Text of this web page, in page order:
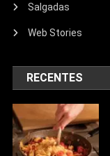
Salgadas
Web Stories
RECENTES